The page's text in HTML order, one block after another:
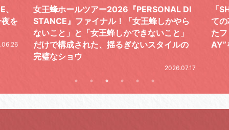
ら
の
「SHISHAMOでした!!!」ロックバンドとし
ての芯を貫き通し、笑顔と感謝で泳ぎ切っ
たファイナルライブ、DAY2“GOODBYE D
AY”をレポート
気
レ